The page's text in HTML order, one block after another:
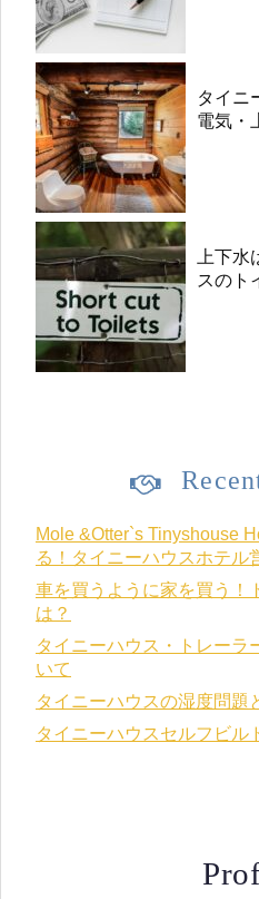
タイニ
電気・
上下
スのト
Mole &Otter`s Tinyshouse
る！タイニーハウスホテル
車を買うように家を買う！
は？
タイニーハウス・トレーラ
いて
タイニーハウスの湿度問題
タイニーハウスセルフビル